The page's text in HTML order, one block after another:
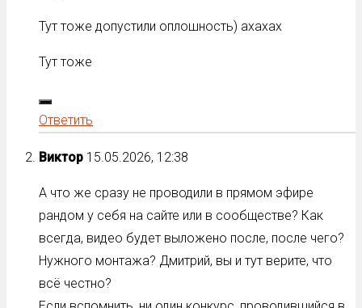
Тут тоже допустили оплошность) ахахах
Тут тоже
Ответить
Виктор 15.05.2026, 12:38
А что же сразу не проводили в прямом эфире
рандом у себя на сайте или в сообществе? Как
всегда, видео будет выложено после, после чего?
Нужного монтажа? Дмитрий, вы и тут верите, что
всё честно?